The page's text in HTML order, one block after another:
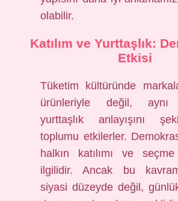
olabilir.
Katılım ve Yurttaşlık:
Etkisi
Tüketim kültüründe
ürünleriyle değil, aynı
yurttaşlık anlayışını
toplumu etkilerler.
halkın katılımı ve
ilgilidir. Ancak bu
siyasi düzeyde değil,